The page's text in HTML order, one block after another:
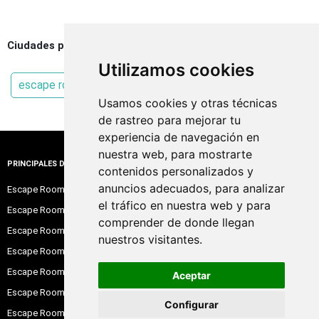
Utilizamos cookies
Usamos cookies y otras técnicas
de rastreo para mejorar tu
experiencia de navegación en
nuestra web, para mostrarte
contenidos personalizados y
anuncios adecuados, para analizar
el tráfico en nuestra web y para
comprender de donde llegan
nuestros visitantes.
Aceptar
Configurar
Ciudades populares en Escaperoos
escape room Molina de Segura
PRINCIPALES DESTINOS
Escape Room Barcelona
Escape Room Madrid
Escape Room Alicante
Escape Room Sevilla
Escape Room Valencia
Escape Room Zaragoza
Escape Room Bilbao